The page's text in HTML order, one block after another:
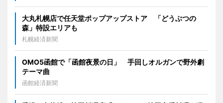
大丸札幌店で任天堂ポップアップストア 「どうぶつの
森」特設エリアも
札幌経済新聞
OMO5函館で「函館夜景の日」 手回しオルガンで野外劇
テーマ曲
函館経済新聞